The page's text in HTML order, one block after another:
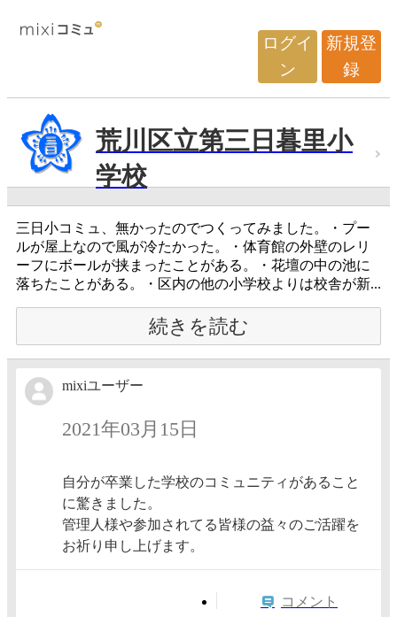
ログイ
ン
新規登
録
荒川区立第三日暮里小
学校
三日小コミュ、無かったのでつくってみました。・プー
ルが屋上なので風が冷たかった。・体育館の外壁のレリ
ーフにボールが挟まったことがある。・花壇の中の池に
落ちたことがある。・区内の他の小学校よりは校舎が新...
続きを読む
mixiユーザー
2021年03月15日
自分が卒業した学校のコミュニティがあること
に驚きました。
管理人様や参加されてる皆様の益々のご活躍を
お祈り申し上げます。
コメント